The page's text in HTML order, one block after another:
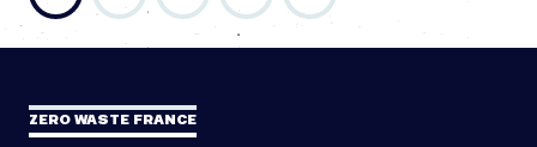
ZERO WASTE FRANCE